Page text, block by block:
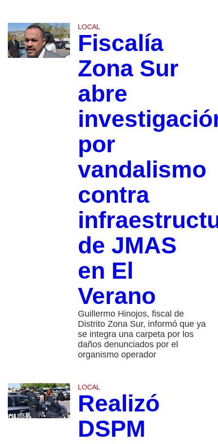
LOCAL
Fiscalía
Zona Sur
abre
por
vandalismo
contra
de JMAS
en El
Verano
Guillermo Hinojos, fiscal de
Distrito Zona Sur, informó que ya
se integra una carpeta por los
daños denunciados por el
organismo operador
LOCAL
Realizó
DSPM